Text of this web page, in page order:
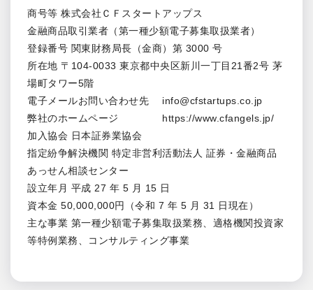
商号等 株式会社ＣＦスタートアップス
金融商品取引業者（第一種少額電子募集取扱業者）
登録番号 関東財務局長（金商）第 3000 号
所在地 〒104-0033 東京都中央区新川一丁目21番2号 茅
場町タワー5階
電子メールお問い合わせ先 info@cfstartups.co.jp
弊社のホームページ https://www.cfangels.jp/
加入協会 日本証券業協会
指定紛争解決機関 特定非営利活動法人 証券・金融商品
あっせん相談センター
設立年月 平成 27 年 5 月 15 日
資本金 50,000,000円（令和 7 年 5 月 31 日現在）
主な事業 第一種少額電子募集取扱業務、適格機関投資家
等特例業務、コンサルティング事業